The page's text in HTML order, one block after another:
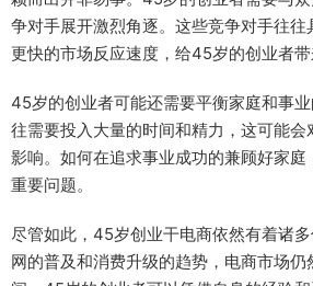
争对手展开激烈角逐。这些竞争对手往往
更快的市场反应速度，给45岁的创业者带
45岁的创业者可能还需要平衡家庭和事
往需要投入大量的时间和精力，这可能会
影响。如何在追求事业成功的兼顾好家庭
重要问题。
尽管如此，45岁创业干电商依然有着诸
网的普及和消费升级的趋势，电商市场